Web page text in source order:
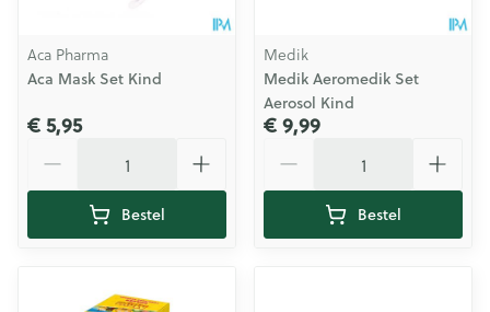
Aca Pharma
Aca Mask Set Kind
€ 5,95
Bestel
Medik
Medik Aeromedik Set
Aerosol Kind
€ 9,99
Bestel